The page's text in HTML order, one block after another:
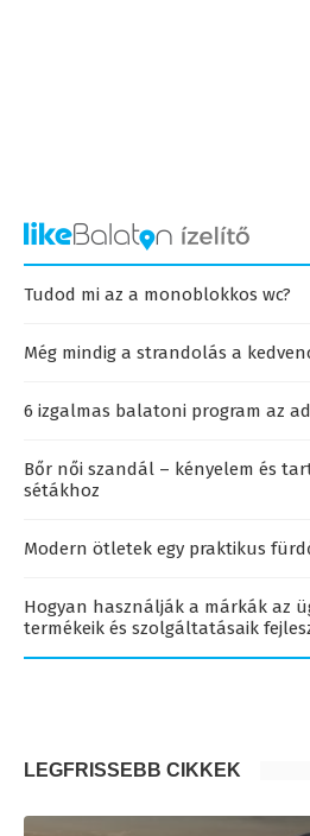
Tudod mi az a monoblokkos wc?
Még mindig a strandolás a
6 izgalmas balatoni program az
Bőr női szandál – kényelem és
sétákhoz
Modern ötletek egy praktikus
Hogyan használják a márkák az
termékeik és szolgáltatásaik
LEGFRISSEBB CIKKEK